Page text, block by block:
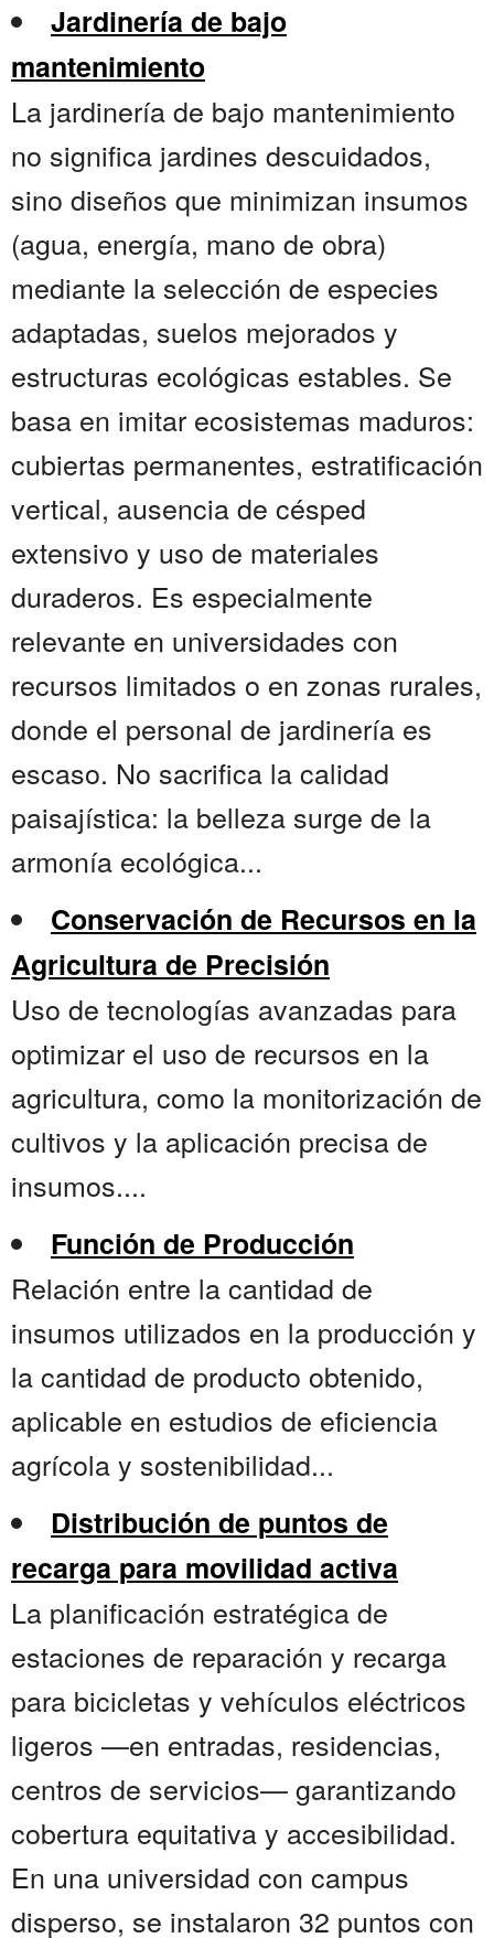
Jardinería de bajo
mantenimiento
La jardinería de bajo mantenimiento
no significa jardines descuidados,
sino diseños que minimizan insumos
(agua, energía, mano de obra)
mediante la selección de especies
adaptadas, suelos mejorados y
estructuras ecológicas estables. Se
basa en imitar ecosistemas maduros:
cubiertas permanentes, estratificación
vertical, ausencia de césped
extensivo y uso de materiales
duraderos. Es especialmente
relevante en universidades con
recursos limitados o en zonas rurales,
donde el personal de jardinería es
escaso. No sacrifica la calidad
paisajística: la belleza surge de la
armonía ecológica...
Conservación de Recursos en la
Agricultura de Precisión
Uso de tecnologías avanzadas para
optimizar el uso de recursos en la
agricultura, como la monitorización de
cultivos y la aplicación precisa de
insumos....
Función de Producción
Relación entre la cantidad de
insumos utilizados en la producción y
la cantidad de producto obtenido,
aplicable en estudios de eficiencia
agrícola y sostenibilidad...
Distribución de puntos de
recarga para movilidad activa
La planificación estratégica de
estaciones de reparación y recarga
para bicicletas y vehículos eléctricos
ligeros —en entradas, residencias,
centros de servicios— garantizando
cobertura equitativa y accesibilidad.
En una universidad con campus
disperso, se instalaron 32 puntos con